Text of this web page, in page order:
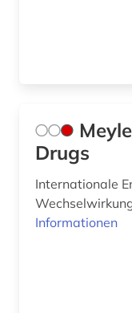
Drugs
Internationale
Informationen